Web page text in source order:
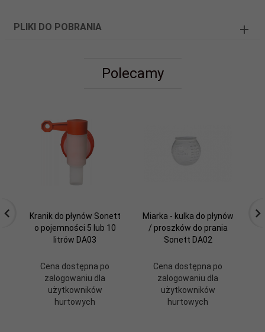
PLIKI DO POBRANIA
Polecamy
Kranik do płynów Sonett
o pojemności 5 lub 10
litrów DA03
Cena dostępna po
zalogowaniu dla
użytkowników
hurtowych
Miarka - kulka do płynów
/ proszków do prania
Sonett DA02
Cena dostępna po
zalogowaniu dla
użytkowników
hurtowych